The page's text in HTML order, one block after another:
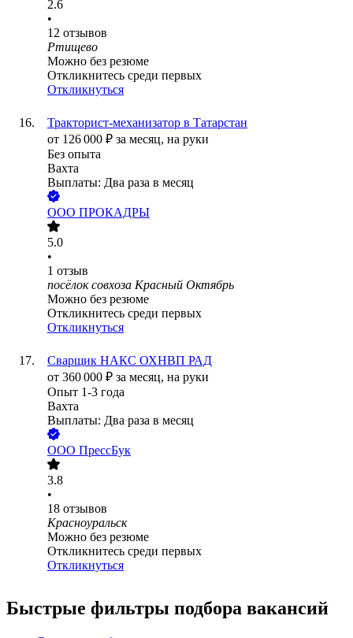
2.6
•
12 отзывов
Ртищево
Можно без резюме
Откликнитесь среди первых
Откликнуться
Тракторист-механизатор в Татарстан
от 126 000 ₽ за месяц, на руки
Без опыта
Вахта
Выплаты: Два раза в месяц
ООО ПРОКАДРЫ
5.0
•
1 отзыв
посёлок совхоза Красный Октябрь
Можно без резюме
Откликнитесь среди первых
Откликнуться
Сварщик НАКС ОХНВП РАД
от 360 000 ₽ за месяц, на руки
Опыт 1-3 года
Вахта
Выплаты: Два раза в месяц
ООО ПрессБук
3.8
•
18 отзывов
Красноуральск
Можно без резюме
Откликнитесь среди первых
Откликнуться
Быстрые фильтры подбора вакансий